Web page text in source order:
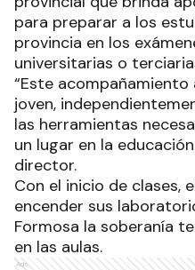
para preparar a los
provincia en los
universitarias o
“Este
joven,
las herramientas
un lugar en la
director.
Con el inicio de clases,
encender sus
Formosa la soberanía
en las aulas.
Ads